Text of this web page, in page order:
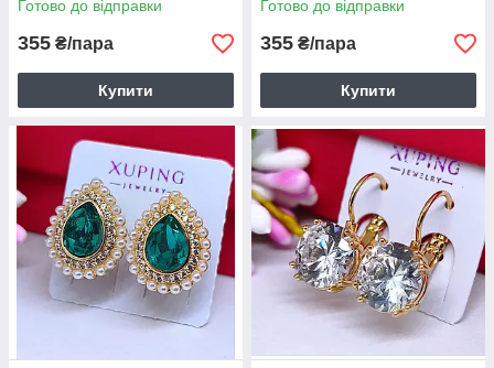
Готово до відправки
355 ₴/пара
Купити
Готово до відправки
355 ₴/пара
Купити